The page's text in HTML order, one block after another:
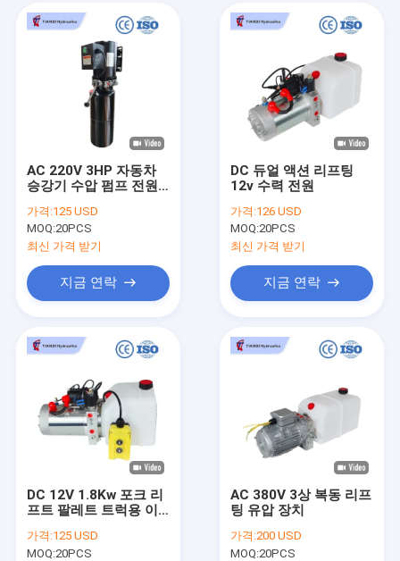
AC 220V 3HP 자동차
승강기 수압 펌프 전원
가격:125 USD
MOQ:20PCS
최신 가격 받기
지금 연락
DC 듀얼 액션 리프팅
12v 수력 전원
가격:126 USD
MOQ:20PCS
최신 가격 받기
지금 연락
DC 12V 1.8Kw 포크 리
프트 팔레트 트럭용 이
원 단위
가격:125 USD
MOQ:20PCS
AC 380V 3상 복동 리프
팅 유압 장치
가격:200 USD
MOQ:20PCS